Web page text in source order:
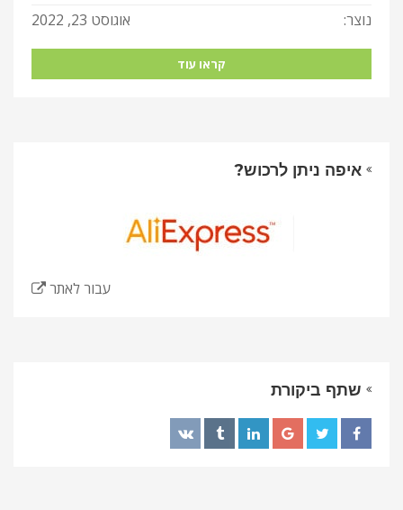
נוצר:
אוגוסט 23, 2022
קראו עוד
איפה ניתן לרכוש?
עבור לאתר
שתף ביקורת